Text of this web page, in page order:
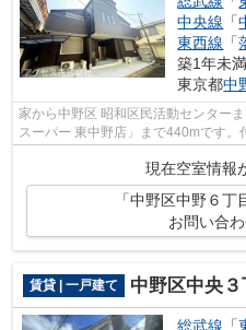
中央線 「
東西線 「
築1年未満
東京都中
家から中野区 昭和区民活動センター
スーパー 東中野店」まで440mです。
行き先によって選べる物件です。中野
現在空室情報
「中野区中野６
お問い合
賃貸 | 一戸建て 中野区中央
総武線 「